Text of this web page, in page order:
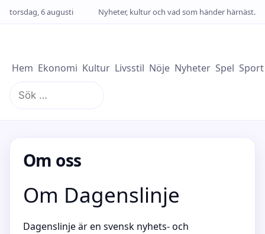
torsdag, 6 augusti Nyheter, kultur och vad som händer härnäst.
Hem Ekonomi Kultur Livsstil Nöje Nyheter Spel Sport
Sök
efter:
Om oss
Om Dagenslinje
Dagenslinje är en svensk nyhets- och